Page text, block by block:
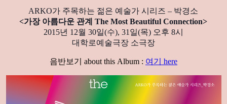
ARKO가 주목하는 젊은 예술가 시리즈 – 박경소
<가장 아름다운 관계 The Most Beautiful Connection>
2015년 12월 30일(수), 31일(목) 오후 8시
대학로예술극장 소극장
음반보기 about this Album : 여기 here